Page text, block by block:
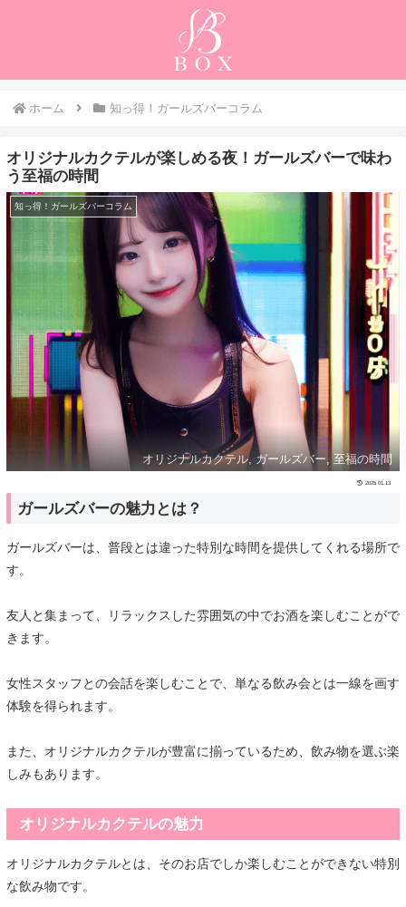
ホーム 知っ得！ガールズバーコラム
オリジナルカクテルが楽しめる夜！ガールズバーで味わ
う至福の時間
知っ得！ガールズバーコラム
オリジナルカクテル, ガールズバー, 至福の時間
2025.01.13
ガールズバーの魅力とは？
ガールズバーは、普段とは違った特別な時間を提供してくれる場所で
す。
友人と集まって、リラックスした雰囲気の中でお酒を楽しむことがで
きます。
女性スタッフとの会話を楽しむことで、単なる飲み会とは一線を画す
体験を得られます。
また、オリジナルカクテルが豊富に揃っているため、飲み物を選ぶ楽
しみもあります。
オリジナルカクテルの魅力
オリジナルカクテルとは、そのお店でしか楽しむことができない特別
な飲み物です。